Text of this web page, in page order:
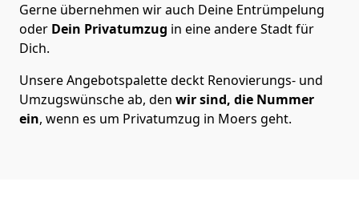
Gerne übernehmen wir auch Deine Entrümpelung
oder Dein Privatumzug in eine andere Stadt für
Dich.
Unsere Angebotspalette deckt Renovierungs- und
Umzugswünsche ab, den wir sind, die Nummer
ein, wenn es um Privatumzug in Moers geht.